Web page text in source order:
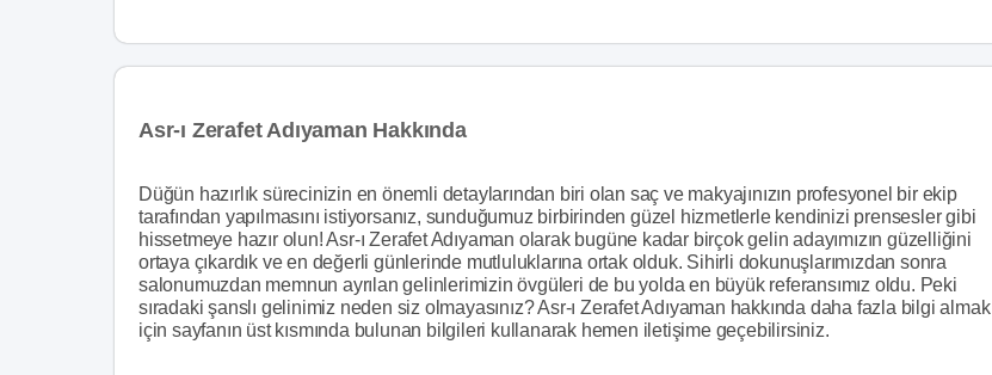
Asr-ı Zerafet Adıyaman Hakkında
Düğün hazırlık sürecinizin en önemli detaylarından biri olan saç ve makyajınızın profesyonel bir ekip
tarafından yapılmasını istiyorsanız, sunduğumuz birbirinden güzel hizmetlerle kendinizi prensesler gibi
hissetmeye hazır olun! Asr-ı Zerafet Adıyaman olarak bugüne kadar birçok gelin adayımızın güzelliğini
ortaya çıkardık ve en değerli günlerinde mutluluklarına ortak olduk. Sihirli dokunuşlarımızdan sonra
salonumuzdan memnun ayrılan gelinlerimizin övgüleri de bu yolda en büyük referansımız oldu. Peki
sıradaki şanslı gelinimiz neden siz olmayasınız? Asr-ı Zerafet Adıyaman hakkında daha fazla bilgi almak
için sayfanın üst kısmında bulunan bilgileri kullanarak hemen iletişime geçebilirsiniz.